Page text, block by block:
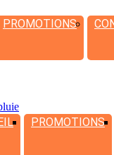
PROMOTIONS
PROMOTIONS